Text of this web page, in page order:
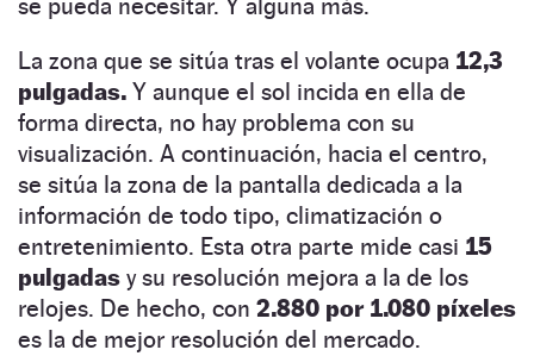
se pueda necesitar. Y alguna más.
La zona que se sitúa tras el volante ocupa 12,3
pulgadas. Y aunque el sol incida en ella de
forma directa, no hay problema con su
visualización. A continuación, hacia el centro,
se sitúa la zona de la pantalla dedicada a la
información de todo tipo, climatización o
entretenimiento. Esta otra parte mide casi 15
pulgadas y su resolución mejora a la de los
relojes. De hecho, con 2.880 por 1.080 píxeles
es la de mejor resolución del mercado.